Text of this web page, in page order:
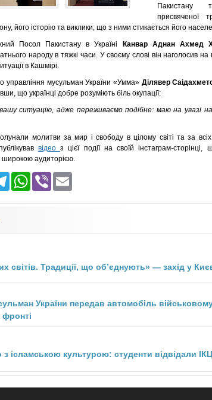
Пакистану
присвяченої
його історію та виклики, що з ними стикається його
Посол Пакистану в Україні
Канвар Аднан Ахмед
народу в тяжкі часи. У своєму слові він наголосив
в Кашмірі.
управління мусульман України «Умма» Ділявер
що українці добре розуміють біль окупації:
ситуацію, адже переживаємо подібне: маю на увазі
молитви за мир і свободу в цілому світі та за
відеоз цієї події на своїй інстаграм-
широкою аудиторією.
Telegram
WhatsApp
Viber
світів. Традиції, що об’єднують» — захід у
України передав автомобіль
фронті
ісламською культурою: студенти відвідали